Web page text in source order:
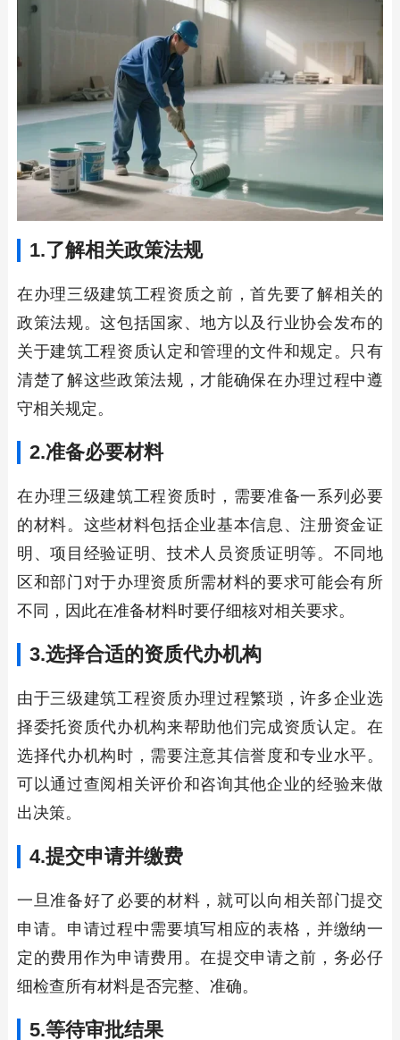
1.了解相关政策法规
在办理三级建筑工程资质之前，首先要了解相关的
政策法规。这包括国家、地方以及行业协会发布的
关于建筑工程资质认定和管理的文件和规定。只有
清楚了解这些政策法规，才能确保在办理过程中遵
守相关规定。
2.准备必要材料
在办理三级建筑工程资质时，需要准备一系列必要
的材料。这些材料包括企业基本信息、注册资金证
明、项目经验证明、技术人员资质证明等。不同地
区和部门对于办理资质所需材料的要求可能会有所
不同，因此在准备材料时要仔细核对相关要求。
3.选择合适的资质代办机构
由于三级建筑工程资质办理过程繁琐，许多企业选
择委托资质代办机构来帮助他们完成资质认定。在
选择代办机构时，需要注意其信誉度和专业水平。
可以通过查阅相关评价和咨询其他企业的经验来做
出决策。
4.提交申请并缴费
一旦准备好了必要的材料，就可以向相关部门提交
申请。申请过程中需要填写相应的表格，并缴纳一
定的费用作为申请费用。在提交申请之前，务必仔
细检查所有材料是否完整、准确。
5.等待审批结果